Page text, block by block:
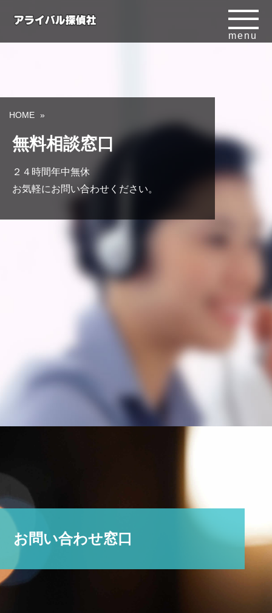
menu
HOME
無料相談窓口
２４時間年中無休
お気軽にお問い合わせください。
お問い合わせ窓口